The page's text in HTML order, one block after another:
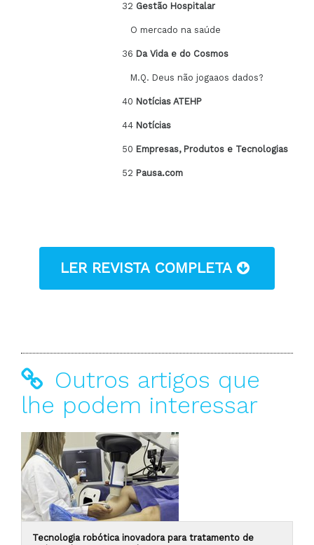
32 Gestão Hospitalar
O mercado na saúde
36 Da Vida e do Cosmos
M.Q. Deus não jogaaos dados?
40 Notícias ATEHP
44 Notícias
50 Empresas, Produtos e Tecnologias
52 Pausa.com
LER REVISTA COMPLETA
Outros artigos que
lhe podem interessar
Tecnologia robótica inovadora para tratamento de